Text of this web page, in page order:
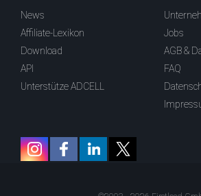
News
Affiliate-Lexikon
Download
API
Unterstütze ADCELL
Jobs
AGB &
FAQ